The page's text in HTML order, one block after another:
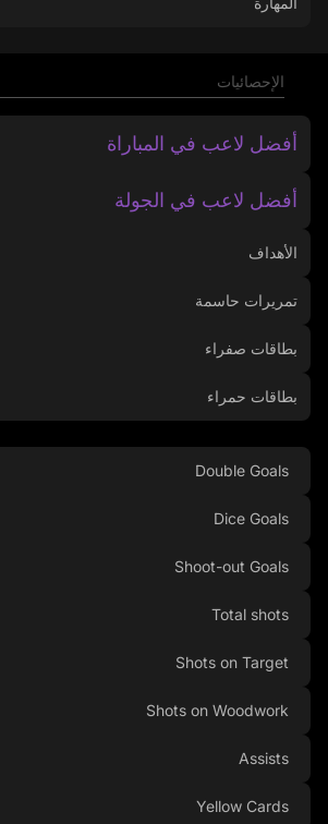
الإحصائيات
أفضل لاعب في المباراة
أفضل لاعب في الجولة
الأهداف
تمريرات حاسمة
بطاقات صفراء
بطاقات حمراء
Double Goals
Dice Goals
Shoot-out Goals
Total shots
Shots on Target
Shots on Woodwork
Assists
Yellow Cards